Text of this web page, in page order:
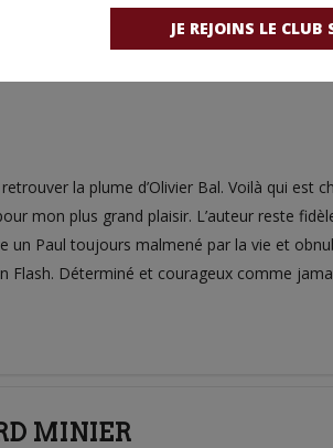
JE REJOINS LE CLUB
- OLIVIER BAL
retrouver la plume d’Olivier Bal. Voilà qui
mon plus grand plaisir. L’auteur reste
un Paul toujours malmené par la vie et
Flash. Déterminé et courageux comme
MINIER